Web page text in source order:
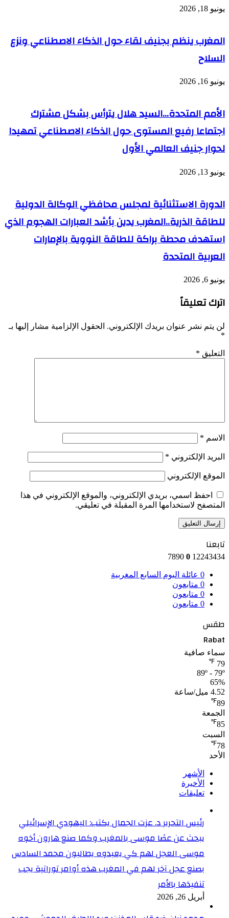
يونيو 18, 2026
المغرب ينظم بجنيف لقاء حول الذكاء الاصطناعي ونزع
السلاح
يونيو 16, 2026
الأمم المتحدة…السيد هلال يترأس بشكل مشترك
اجتماعا رفيع المستوى حول الذكاء الاصطناعي تمهيدا
لحوار جنيف العالمي الأول
يونيو 13, 2026
الدورة الاستثنائية لمجلس محافظي الوكالة الدولية
للطاقة الذرية..المغرب يدين بأشد العبارات الهجوم الذي
استهدف محطة براكة للطاقة النووية بالإمارات
العربية المتحدة
يونيو 6, 2026
اترك تعليقاً
لن يتم نشر عنوان بريدك الإلكتروني. الحقول الإلزامية مشار إليها بـ
*
التعليق *
الاسم *
البريد الإلكتروني *
الموقع الإلكتروني
احفظ اسمي، بريدي الإلكتروني، والموقع الإلكتروني في هذا
المتصفح لاستخدامها المرة المقبلة في تعليقي.
تابعنا
12243434
0
0 عائلة اليوم السابع المغربية
0 متابعون
0 متابعون
0 متابعون
طقس
Rabat
سماء صافية
79
℉
89º - 79º
65%
4.52 ميل/ساعة
89
℉
الجمعة
85
℉
السبت
78
℉
الأحد
الأشهر
الأخيرة
تعليقات
رئيس التحرير د. عزت الجمال يكتب: اليهودي الإسرائيلي
يبحث عن عصًا موسى بالمغرب وكما صنع هارون أخوه
موسى العجل لهم كي يعبدوه يطالبون محمد السادس
بصنع عجل آخر لهم في المغرب هذه أوامر توراتية يجب
تنفيذها بالأمر
أبريل 26, 2026